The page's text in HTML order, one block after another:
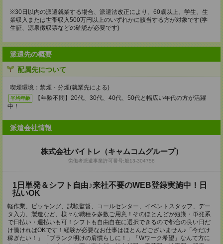
※30日以内の派遣就業する場合、派遣法改正により、60歳以上、学生、生
業収入または世帯収入500万円以上のいずれかに該当する方が対象です(学
生証、源泉徴収票などの確認が必要です)
派遣先の概要
配属先について
喫煙環境：禁煙・分煙(就業先による)
平均年齢
【年齢不問】20代、30代、40代、50代と幅広い年代の方が活躍
中！
派遣会社情報
株式会社バイトレ（キャムコムグループ）
労働者派遣事業許可番号:般13-304758
1日単発＆シフト自由♪来社不要のWEB登録実施中！日
払いOK
軽作業、ピッキング、試験監督、コールセンター、イベントスタッフ、デー
タ入力、製造など、様々な職種を多数ご用意！そのほとんどが短期・単発系
で日払い・週払いも可！シフトも自由自在に選択できるので都合の良い日だ
け働ければOKです！経験が必要なお仕事はほとんどございません♪「今だけ
稼ぎたい！」「ブランク明けの肩慣らしに！」「Wワーク希望」なんて方に